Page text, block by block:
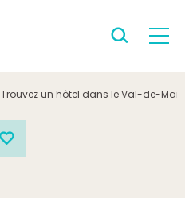
Trouvez un hôtel dans le Val-de-